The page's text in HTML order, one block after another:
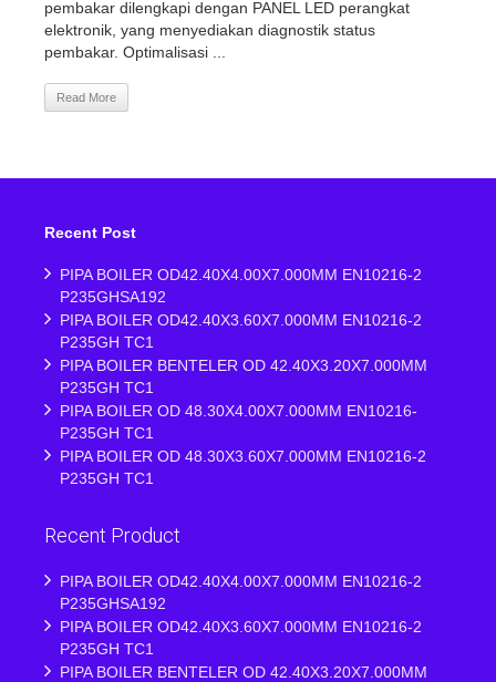
pembakar dilengkapi dengan PANEL LED perangkat
elektronik, yang menyediakan diagnostik status
pembakar. Optimalisasi ...
Read More
Recent Post
PIPA BOILER OD42.40X4.00X7.000MM EN10216-2
P235GHSA192
PIPA BOILER OD42.40X3.60X7.000MM EN10216-2
P235GH TC1
PIPA BOILER BENTELER OD 42.40X3.20X7.000MM
P235GH TC1
PIPA BOILER OD 48.30X4.00X7.000MM EN10216-
P235GH TC1
PIPA BOILER OD 48.30X3.60X7.000MM EN10216-2
P235GH TC1
Recent Product
PIPA BOILER OD42.40X4.00X7.000MM EN10216-2
P235GHSA192
PIPA BOILER OD42.40X3.60X7.000MM EN10216-2
P235GH TC1
PIPA BOILER BENTELER OD 42.40X3.20X7.000MM